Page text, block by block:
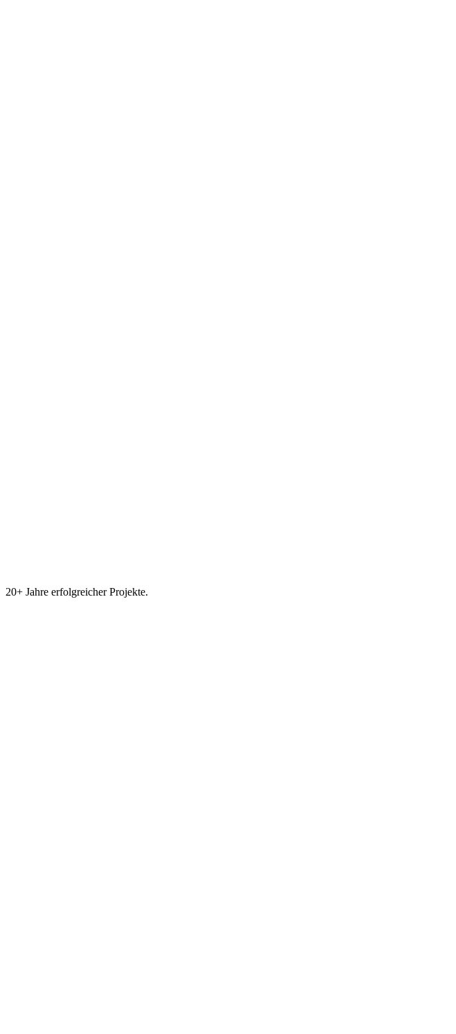
20+ Jahre erfolgreicher Projekte.